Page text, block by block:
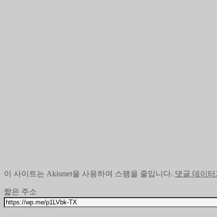
이 사이트는 Akismet을 사용하여 스팸을 줄입니다. 댓글 데이
짧은 주소